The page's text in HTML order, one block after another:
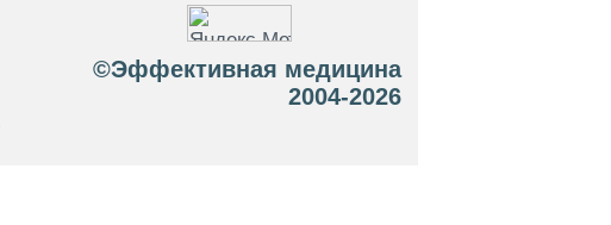
©Эффективная медицина
2004-2026